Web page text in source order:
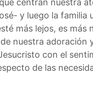
centran nuestra
y luego la
más lejos, es más
nuestra adoración
con el
de las